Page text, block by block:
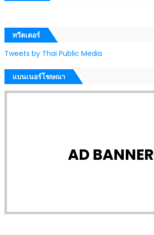
ทวีตเตอร์
Tweets by Thai Public Media
แบนเนอร์โฆษณา
AD BANNER